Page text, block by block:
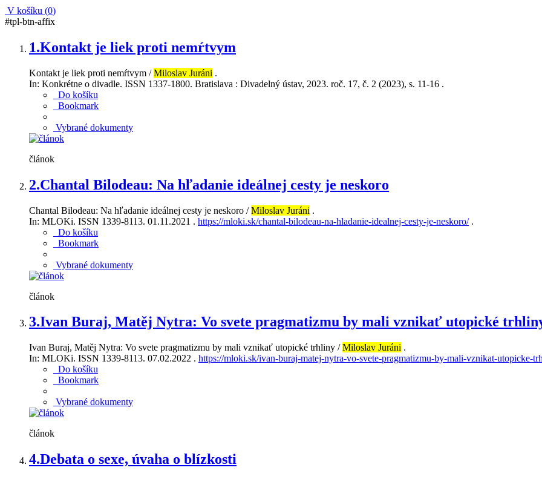
V košíku (0)
#tpl-btn-affix
1.Kontakt je liek proti nemŕtvym
Kontakt je liek proti nemŕtvym /Miloslav Juráni .
In: Konkrétne o divadle. ISSN 1337-1800. Bratislava : Divadelný ústav, 2023. roč. 17, č. 2 (2023), s. 11-16 .
Do košíku
Bookmark
Vybrané dokumenty
článok
2.Chantal Bilodeau: Na hľadanie ideálnej cesty je neskoro
Chantal Bilodeau: Na hľadanie ideálnej cesty je neskoro /Miloslav Juráni .
In: MLOKi. ISSN 1339-8113. 01.11.2021 . https://mloki.sk/chantal-bilodeau-na-hladanie-idealnej-cesty-je-neskoro/.
Do košíku
Bookmark
Vybrané dokumenty
článok
3.Ivan Buraj, Matěj Nytra: Vo svete pragmatizmu by mali vznikať utopické
Ivan Buraj, Matěj Nytra: Vo svete pragmatizmu by mali vznikať utopické trhliny /Miloslav Juráni .
In: MLOKi. ISSN 1339-8113. 07.02.2022 . https://mloki.sk/ivan-buraj-matej-nytra-vo-svete-pragmatizmu-by-mali-vznikat-utopicke-
Do košíku
Bookmark
Vybrané dokumenty
článok
4.Debata o sexe, úvaha o blízkosti